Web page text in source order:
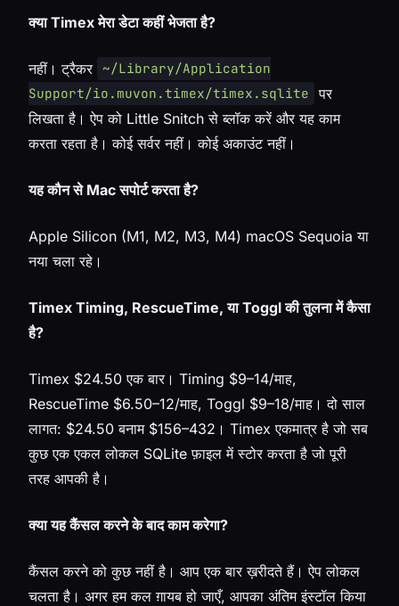
क्या Timex मेरा डेटा कहीं भेजता है?
नहीं। ट्रैकर ~/Library/Application
Support/io.muvon.timex/timex.sqlite पर
लिखता है। ऐप को Little Snitch से ब्लॉक करें और यह काम
करता रहता है। कोई सर्वर नहीं। कोई अकाउंट नहीं।
यह कौन से Mac सपोर्ट करता है?
Apple Silicon (M1, M2, M3, M4) macOS Sequoia या
नया चला रहे।
Timex Timing, RescueTime, या Toggl की तुलना में कैसा
है?
Timex $24.50 एक बार। Timing $9–14/माह,
RescueTime $6.50–12/माह, Toggl $9–18/माह। दो साल
लागत: $24.50 बनाम $156–432। Timex एकमात्र है जो सब
कुछ एक एकल लोकल SQLite फ़ाइल में स्टोर करता है जो पूरी
तरह आपकी है।
क्या यह कैंसल करने के बाद काम करेगा?
कैंसल करने को कुछ नहीं है। आप एक बार ख़रीदते हैं। ऐप लोकल
चलता है। अगर हम कल ग़ायब हो जाएँ, आपका अंतिम इंस्टॉल किया